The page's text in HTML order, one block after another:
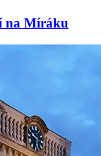
na Míráku